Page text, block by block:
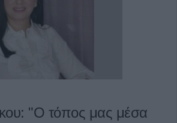
"Ο τόπος μας μέσα